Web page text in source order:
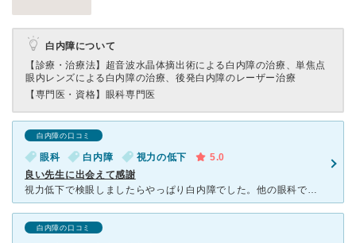
白内障について
【診療・治療法】 超音波水晶体摘出術による白内障の治療、単焦点
眼内レンズによる白内障の治療、後発白内障のレーザー治療
【専門医・資格】 眼科専門医
白内障の口コミ
眼科 白内障 視力の低下
5.0
良い先生に出会えて感謝
視力低下で検眼しましたらやっぱり白内障でした。他の眼科でも同じでしたが手術が出来ない眼科でしたので上溝みどり眼科さんをネットで探し受診しました。 とても優しい先生で術中もお声かけしてくださり「大丈夫
白内障の口コミ